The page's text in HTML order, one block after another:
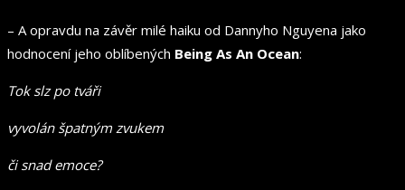
– A opravdu na závěr milé haiku od Dannyho Nguyena jako
hodnocení jeho oblíbených Being As An Ocean:
Tok slz po tváři
vyvolán špatným zvukem
či snad emoce?